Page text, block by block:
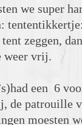
we super
zeggen,
weer vrij.
een 6
de patrouille
moesten